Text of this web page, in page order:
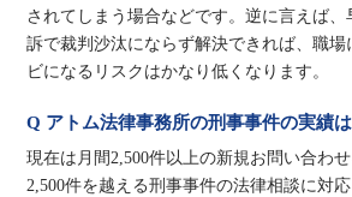
されてしまう場合などです。逆に言えば、
訴で裁判沙汰にならず解決できれば、職場
ビになるリスクはかなり低くなります。
Q アトム法律事務所の刑事事件の実績は
現在は月間2,500件以上の新規お問い合わ
2,500件を越える刑事事件の法律相談に対